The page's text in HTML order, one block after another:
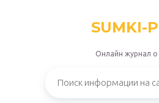
SUMKI-
Онлайн журнал